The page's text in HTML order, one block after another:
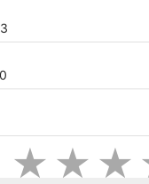
★ ★ ★